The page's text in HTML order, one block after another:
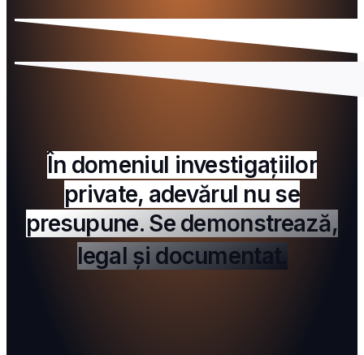
În domeniul investigațiilor
private, adevărul nu se
presupune. Se demonstrează,
legal și documentat.